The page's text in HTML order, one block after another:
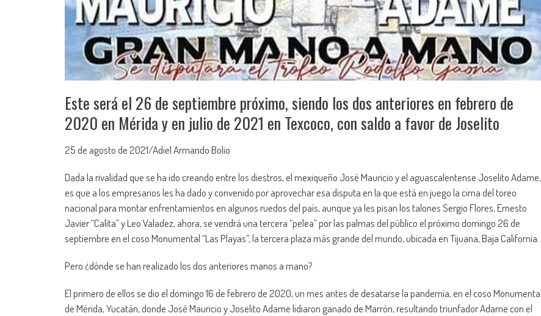
Este será el 26 de septiembre próximo, siendo los dos anteriores en febrero de
2020 en Mérida y en julio de 2021 en Texcoco, con saldo a favor de Joselito
25 de agosto de 2021/Adiel Armando Bolio
Dada la rivalidad que se ha ido creando entre los diestros, el mexiqueño José Mauricio y el aguascalentense Joselito Adame,
es que a los empresarios les ha dado y convenido por aprovechar esa disputa en la que está en juego la cima del toreo
nacional para montar enfrentamientos en algunos ruedos del país, aunque ya les pisan los talones Sergio Flores, Ernesto
Javier “Calita” y Leo Valadez, ahora, se vendrá una tercera “pelea” por las palmas del público el próximo domingo 26 de
septiembre en el coso Monumental “Las Playas”, la tercera plaza más grande del mundo, ubicada en Tijuana, Baja California.
Pero ¿dónde se han realizado los dos anteriores manos a mano?
El primero de ellos se dio el domingo 16 de febrero de 2020, un mes antes de desatarse la pandemia, en el coso Monumental
de Mérida, Yucatán, donde José Mauricio y Joselito Adame lidiaron ganado de Marrón, resultando triunfador Adame con el